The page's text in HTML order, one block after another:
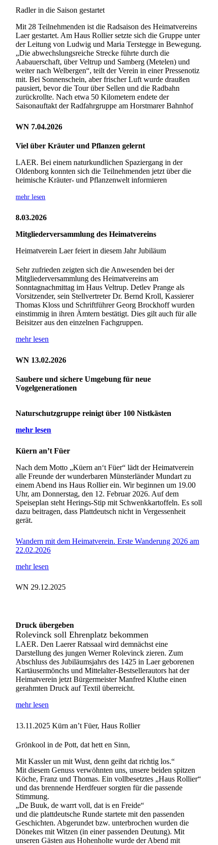
Radler in die Saison gestartet
Mit 28 Teilnehmenden ist die Radsaison des Heimatvereins
Laer gestartet. Am Haus Rollier setzte sich die Gruppe unter
der Leitung von Ludwig und Maria Terstegge in Bewegung.
„Die abwechslungsreiche Strecke führte durch die
Aabauerschaft, über Veltrup und Samberg (Metelen) und
weiter nach Welbergen“, teilt der Verein in einer Pressenotiz
mit. Bei Sonnenschein, aber frischer Luft wurde draußen
pausiert, bevor die Tour über Sellen und die Radbahn
zurückrollte. Nach etwa 50 Kilometern endete der
Saisonauftakt der Radfahrgruppe am Horstmarer Bahnhof
WN 7.04.2026
Viel über Kräuter und Pflanzen gelernt
LAER. Bei einem naturkundlichen Spaziergang in der
Oldenborg konnten sich die Teilnehmenden jetzt über die
heimische Kräuter- und Pflanzenwelt informieren
mehr lesen
8.03.2026
Mitgliederversammlung des Heimatvereins
Heimatverein Laer feiert in diesem Jahr Jubiläum
Sehr zufrieden zeigten sich die Anwesenden bei der
Mitgliederversammlung des Heimatvereins am
Sonntagnachmittag im Haus Veltrup. Detlev Prange als
Vorsitzender, sein Stellvertreter Dr. Bernd Kroll, Kassierer
Thomas Kloss und Schriftführer Georg Brockhoff wurden
einstimmig in ihren Ämtern bestätigt. Dies gilt auch für alle
Beisitzer aus den einzelnen Fachgruppen.
mehr lesen
WN 13.02.2026
Saubere und sichere Umgebung für neue
Vogelgenerationen
Naturschutzgruppe reinigt über 100 Nistkästen
mehr lesen
Küern an’t Füer
Nach dem Motto „Küern an‘t Füer“ lädt der Heimatverein
alle Freunde der wunderbaren Münsterländer Mundart zu
einem Abend ins Haus Rollier ein. Wir beginnen um 19.00
Uhr, am Donnerstag, den 12. Februar 2026. Auf dem
Speiseplan steht Herings-Stip mit Schwenkkartoffeln. Es soll
dazu beitragen, dass Plattdeutsch nicht in Vergessenheit
gerät.
Wandern mit dem Heimatverein. Erste Wanderung 2026 am
22.02.2026
mehr lesen
WN 29.12.2025
Druck übergeben
Rolevinck soll Ehrenplatz bekommen
LAER. Den Laerer Ratssaal wird demnächst eine
Darstellung des jungen Werner Rolevinck zieren. Zum
Abschluss des Jubiläumsjahrs des 1425 in Laer geborenen
Kartäusermönchs und Mittelalter-Bestsellerautors hat der
Heimatverein jetzt Bürgermeister Manfred Kluthe einen
gerahmten Druck auf Textil überreicht.
mehr lesen
13.11.2025 Kürn an’t Füer, Haus Rollier
Grönkool in de Pott, dat hett en Sinn,
Mit Kassler un mit Wust, denn geiht dat richtig los.“
Mit diesem Genuss verwöhnten uns, unsere beiden spitzen
Köche, Franz und Thomas. Ein vollbesetztes „Haus Rollier“
und das brennende Herdfeuer sorgten für die passende
Stimmung.
„De Buuk, de warrt voll, dat is en Freide“
und die plattdeutsche Runde startete mit den passenden
Geschichten. Abgerundet bzw. unterbrochen wurden die
Dönekes mit Witzen (in einer passenden Deutung). Mit
unseren Gästen aus Hohenholte wurde der Abend mit